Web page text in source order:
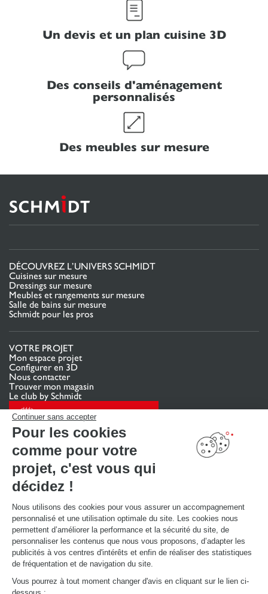
Continuer sans accepter
Pour les cookies
comme pour votre
projet, c'est vous qui
décidez !
Nous utilisons des cookies pour vous assurer un accompagnement
personnalisé et une utilisation optimale du site. Les cookies nous
permettent d’améliorer la performance et la sécurité du site, de
personnaliser les contenus que nous vous proposons, d’adapter les
publicités à vos centres d'intérêts et enfin de réaliser des statistiques
de fréquentation et de navigation du site.
Vous pourrez à tout moment changer d'avis en cliquant sur le lien ci-
Un devis et un plan cuisine 3D
Des conseils d'aménagement
personnalisés
Des meubles sur mesure
DÉCOUVREZ L’UNIVERS SCHMIDT
Cuisines sur mesure
Dressings sur mesure
Meubles et rangements sur mesure
Salle de bains sur mesure
Schmidt pour les pros
VOTRE PROJET
Mon espace projet
Configurer en 3D
Nous contacter
Trouver mon magasin
Le club by Schmidt
PRENDRE RENDEZ-VOUS
LIENS UTILES
Promotions
Guides de poses et d’entretien
Consulter notre catalogue
À PROPOS
Actualités du groupe
Nous rejoindre
Ouvrir un magasin
Schmidt dans le monde